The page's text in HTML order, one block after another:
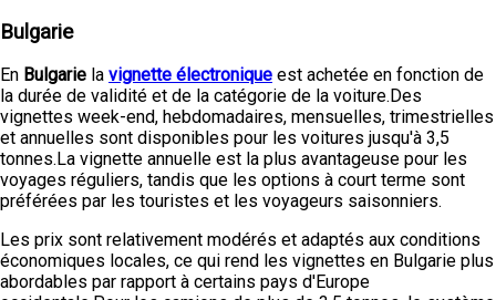
Bulgarie
En Bulgarie la vignette électronique est achetée en fonction de
la durée de validité et de la catégorie de la voiture.Des
vignettes week-end, hebdomadaires, mensuelles, trimestrielles
et annuelles sont disponibles pour les voitures jusqu'à 3,5
tonnes.La vignette annuelle est la plus avantageuse pour les
voyages réguliers, tandis que les options à court terme sont
préférées par les touristes et les voyageurs saisonniers.
Les prix sont relativement modérés et adaptés aux conditions
économiques locales, ce qui rend les vignettes en Bulgarie plus
abordables par rapport à certains pays d'Europe